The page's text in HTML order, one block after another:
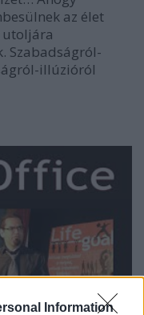
Information
az élet
utoljára
Szabadságról-
illúzióról